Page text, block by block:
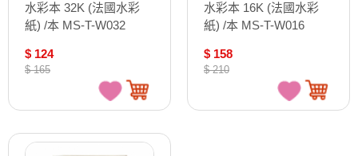
水彩本 32K (法國水彩
紙) /本 MS-T-W032
$ 124
$ 165
水彩本 16K (法國水彩
紙) /本 MS-T-W016
$ 158
$ 210